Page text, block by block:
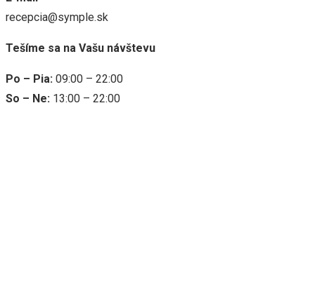
recepcia@symple.sk
Tešíme sa na Vašu návštevu
Po – Pia: 09:00 – 22:00
So – Ne: 13:00 – 22:00